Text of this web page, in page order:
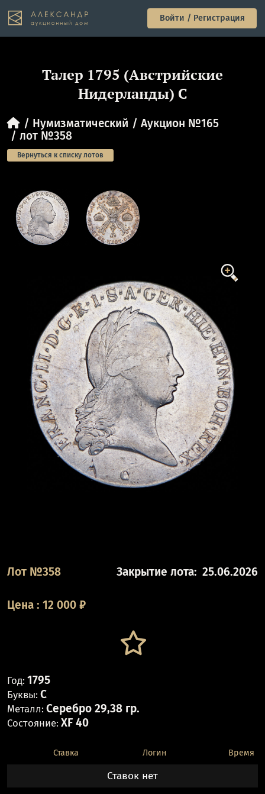
Войти / Регистрация
Талер 1795 (Австрийские
Нидерланды) C
Нумизматический
Аукцион №165
лот №358
Вернуться к списку лотов
Лот №358 Закрытие лота: 25.06.2026
Цена : 12 000 ₽
Год: 1795
Буквы: C
Металл: Серебро 29,38 гр.
Состояние: XF 40
Ставка Логин Время
Ставок нет